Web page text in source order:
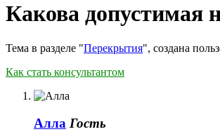
Какова допустимая
Тема в разделе "Перекрытия", создана
Как стать консультантом
Алла Гость